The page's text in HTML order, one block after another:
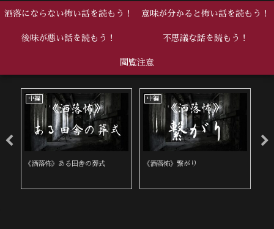
洒落にならない怖い話を読もう！ 意味が分かると怖い話を読もう！
後味が悪い話を読もう！ 不思議な話を読もう！
閲覧注意
中編
《洒落怖》ある田舎の葬式
中編
《洒落怖》繋がり